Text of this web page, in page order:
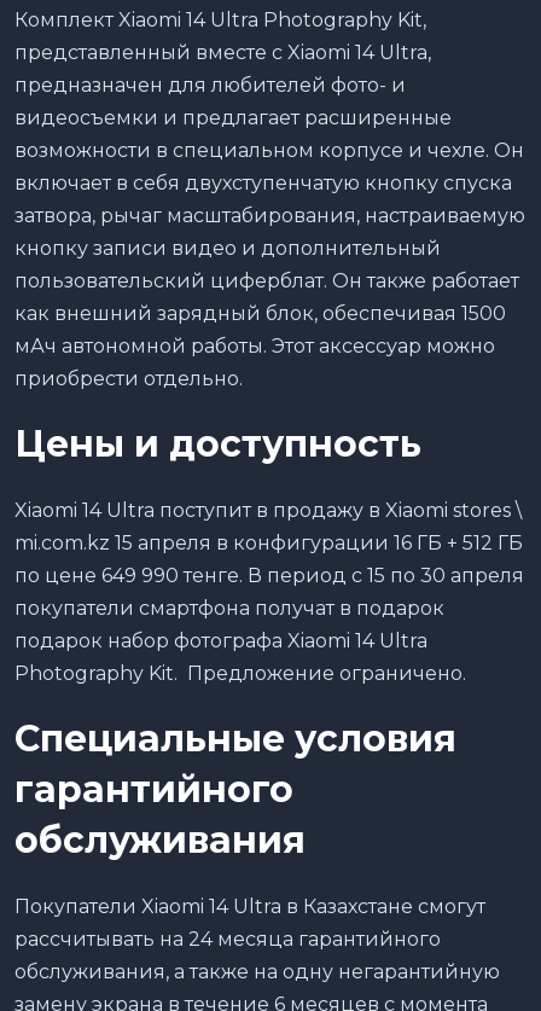
Комплект Xiaomi 14 Ultra Photography Kit,
представленный вместе с Xiaomi 14 Ultra,
предназначен для любителей фото- и
видеосъемки и предлагает расширенные
возможности в специальном корпусе и чехле. Он
включает в себя двухступенчатую кнопку спуска
затвора, рычаг масштабирования, настраиваемую
кнопку записи видео и дополнительный
пользовательский циферблат. Он также работает
как внешний зарядный блок, обеспечивая 1500
мАч автономной работы. Этот аксессуар можно
приобрести отдельно.
Цены и доступность
Xiaomi 14 Ultra поступит в продажу в Xiaomi stores \
mi.com.kz 15 апреля в конфигурации 16 ГБ + 512 ГБ
по цене 649 990 тенге. В период с 15 по 30 апреля
покупатели смартфона получат в подарок
подарок набор фотографа Xiaomi 14 Ultra
Photography Kit. Предложение ограничено.
Специальные условия
гарантийного
обслуживания
Покупатели Xiaomi 14 Ultra в Казахстане смогут
рассчитывать на 24 месяца гарантийного
обслуживания, а также на одну негарантийную
замену экрана в течение 6 месяцев с момента